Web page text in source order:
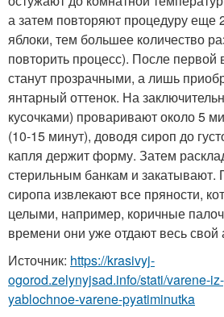
а затем повторяют процедуру еще
яблоки, тем большее количество
повторить процесс). После первой
станут прозрачными, а лишь
янтарный оттенок. На
кусочками) проваривают около 5
(10-15 минут), доводя сироп до
капля держит форму. Затем
стерильным банкам и закатывают.
сиропа извлекают все пряности,
целыми, например, коричные
времени они уже отдают весь свой
Источник: https://krasivyj-
ogorod.zelynyjsad.info/stati/varene-
yablochnoe-varene-pyatiminutka